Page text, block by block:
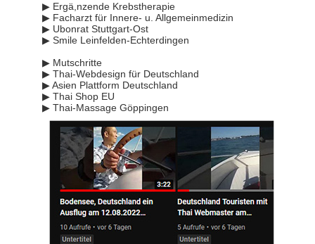
▶ Ergä,nzende Krebstherapie
▶ Facharzt für Innere- u. Allgemeinmedizin
▶ Ubonrat Stuttgart-Ost
▶ Smile Leinfelden-Echterdingen
▶ Mutschritte
▶ Thai-Webdesign für Deutschland
▶ Asien Plattform Deutschland
▶ Thai Shop EU
▶ Thai-Massage Göppingen